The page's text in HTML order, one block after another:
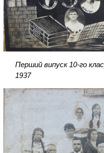
Перший випуск 10-го
1937